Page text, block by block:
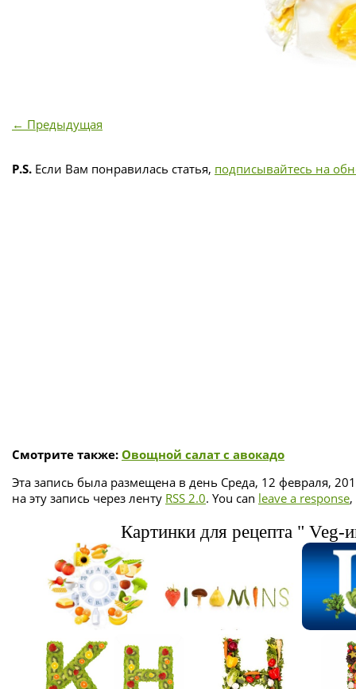
← Предыдущая
P.S. Если Вам понравилась статья, подписывайтесь на
Смотрите также: Овощной салат с авокадо
Эта запись была размещена в день Среда, 12 февраля,
на эту запись через ленту RSS 2.0. You can leave a response
Картинки для рецепта " Veg-